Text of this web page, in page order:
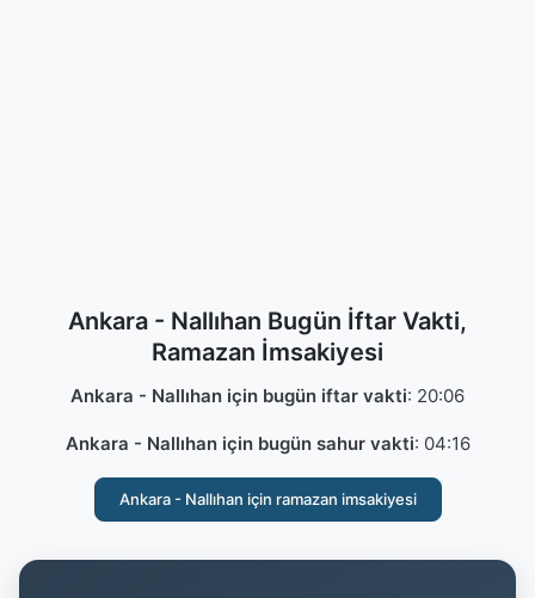
Ankara - Nallıhan Bugün İftar Vakti,
Ramazan İmsakiyesi
Ankara - Nallıhan için bugün iftar vakti: 20:06
Ankara - Nallıhan için bugün sahur vakti: 04:16
Ankara - Nallıhan için ramazan imsakiyesi